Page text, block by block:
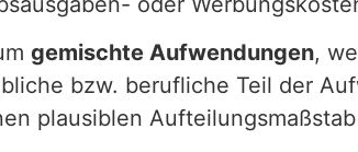
gemischte Aufwendungen,
bzw. berufliche Teil der
plausiblen